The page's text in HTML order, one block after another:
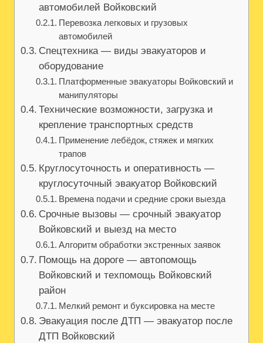
автомобилей Войковский
Перевозка легковых и грузовых
автомобилей
Спецтехника — виды эвакуаторов и
оборудование
Платформенные эвакуаторы Войковский и
манипуляторы
Технические возможности, загрузка и
крепление транспортных средств
Применение лебёдок‚ стяжек и мягких
трапов
Круглосуточность и оперативность —
круглосуточный эвакуатор Войковский
Времена подачи и средние сроки выезда
Срочные вызовы — срочный эвакуатор
Войковский и выезд на место
Алгоритм обработки экстренных заявок
Помощь на дороге — автопомощь
Войковский и техпомощь Войковский
район
Мелкий ремонт и буксировка на месте
Эвакуация после ДТП — эвакуатор после
ДТП Войковский